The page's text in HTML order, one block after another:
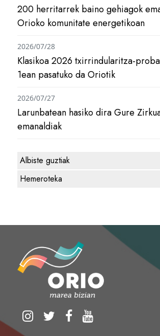
200 herritarrek baino gehiagok
Orioko komunitate energetikoan
Klasikoa 2026 txirrindularitza-
1ean pasatuko da Oriotik
2026/07/28
Larunbatean hasiko dira Gure
emanaldiak
2026/07/27
Albiste guztiak
Hemeroteka